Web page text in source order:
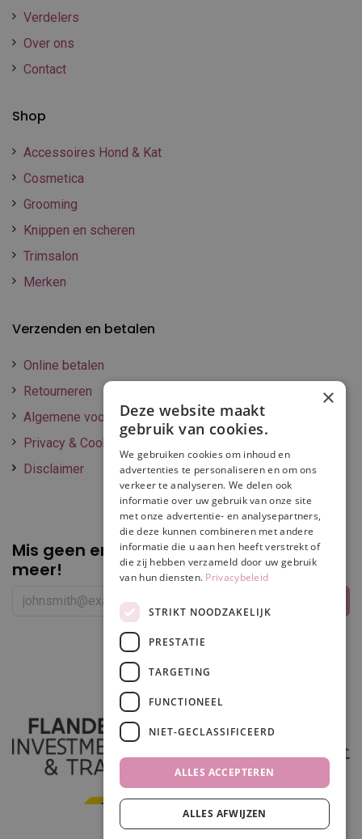
In winkelwagen
Verdelers
Over ons
Contact
Shop
Accessoires Hond & Kat
Cosmetica
Grooming
Knippen en scheren
Trimsalon
Merken
Verzenden en betalen
Online betalen
Retourneren
Algemene voorwaarden
Privacy & Cookie policy
Disclaimer
Mis geen enkelepromotie of korting
meer!
×
Deze website maakt
gebruik van cookies.
We gebruiken cookies om inhoud en
advertenties te personaliseren en om ons
verkeer te analyseren. We delen ook
informatie over uw gebruik van onze site
met onze advertentie- en analysepartners,
die deze kunnen combineren met andere
informatie die u aan hen heeft verstrekt of
die zij hebben verzameld door uw gebruik
van hun diensten. Privacybeleid
STRIKT NOODZAKELIJK
PRESTATIE
TARGETING
FUNCTIONEEL
NIET-GECLASSIFICEERD
ALLES ACCEPTEREN
ALLES AFWIJZEN